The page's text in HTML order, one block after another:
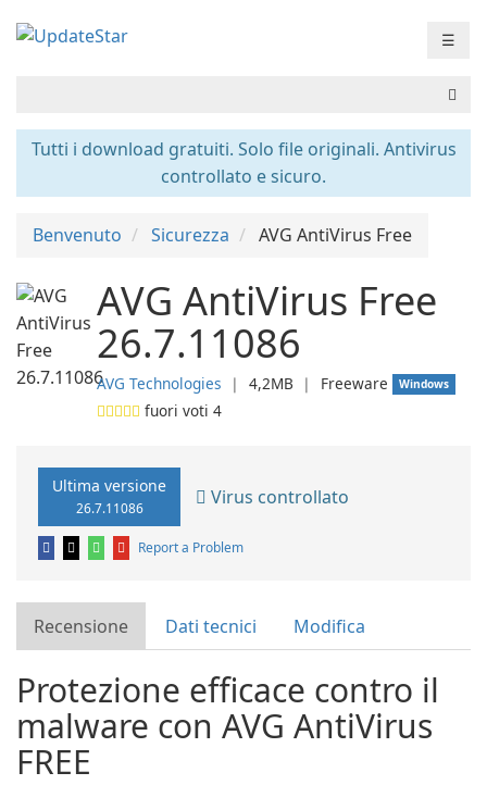
☰
Tutti i download gratuiti. Solo file originali. Antivirus
controllato e sicuro.
Benvenuto Sicurezza AVG AntiVirus Free
AVG AntiVirus Free
26.7.11086
AVG Technologies ❘ 4,2MB ❘ Freeware Windows
fuori voti 4
Ultima versione
26.7.11086 Virus controllato
Report a Problem
Recensione Dati tecnici Modifica
Protezione efficace contro il
malware con AVG AntiVirus
FREE